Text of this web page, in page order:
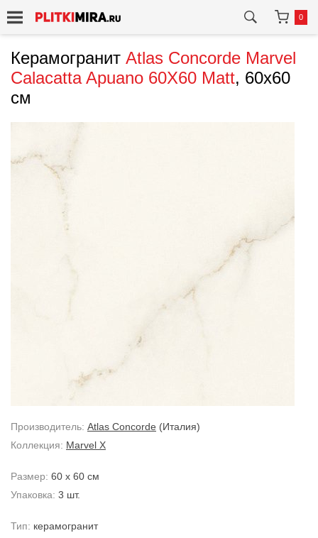
0
Керамогранит Atlas Concorde Marvel
Calacatta Apuano 60X60 Matt, 60x60
см
Производитель: Atlas Concorde (Италия)
Коллекция: Marvel X
Размер: 60 x 60 см
Упаковка: 3 шт.
Тип: керамогранит